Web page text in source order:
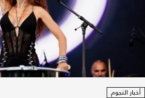
أخبار النجوم